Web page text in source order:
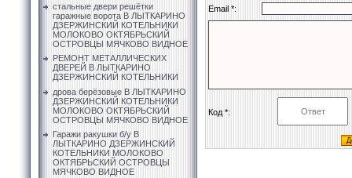
стальные двери решётки
гаражные ворота В ЛЫТКАРИНО
ДЗЕРЖИНСКИЙ КОТЕЛЬНИКИ
МОЛОКОВО ОКТЯБРЬСКИЙ
ОСТРОВЦЫ МЯЧКОВО ВИДНОЕ
РЕМОНТ МЕТАЛЛИЧЕСКИХ
ДВЕРЕЙ В ЛЫТКАРИНО
ДЗЕРЖИНСКИЙ КОТЕЛЬНИКИ
дрова берёзовые В ЛЫТКАРИНО
ДЗЕРЖИНСКИЙ КОТЕЛЬНИКИ
МОЛОКОВО ОКТЯБРЬСКИЙ
ОСТРОВЦЫ МЯЧКОВО ВИДНОЕ
Гаражи ракушки б/у В
ЛЫТКАРИНО ДЗЕРЖИНСКИЙ
КОТЕЛЬНИКИ МОЛОКОВО
ОКТЯБРЬСКИЙ ОСТРОВЦЫ
МЯЧКОВО ВИДНОЕ
Email *:
Код *: